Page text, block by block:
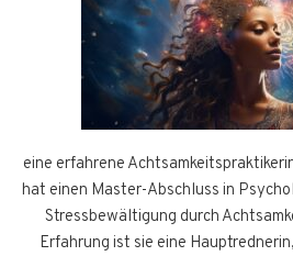
eine erfahrene
hat einen Master-Abschluss in
Stressbewältigung durch
Erfahrung ist sie eine